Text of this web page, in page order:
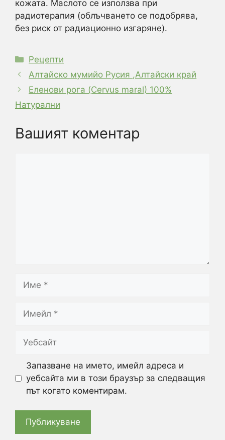
кожата. Маслото се използва при
радиотерапия (облъчването се подобрява,
без риск от радиационно изгаряне).
Категории
Рецепти
Алтайско мумийо Русия ,Алтайски край
Еленови рога (Cervus maral) 100%
Натурални
Вашият коментар
Име
Имейл
Уебсайт
Запазване на името, имейл адреса и
уебсайта ми в този браузър за следващия
път когато коментирам.